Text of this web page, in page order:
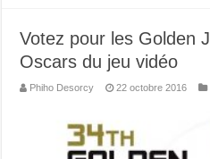
Votez pour les Golden
Oscars du jeu vidéo
Phiho Desorcy 22 octobre 2016